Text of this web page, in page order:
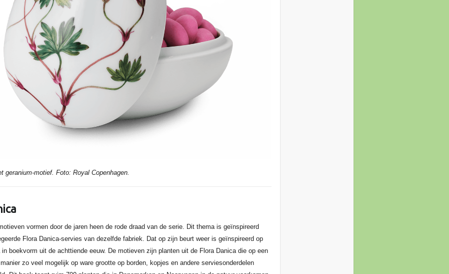
geranium-motief. Foto: Royal Copenhagen.
vormen door de jaren heen de rode draad van de serie. Dit thema is geïnspireerd
Flora Danica-servies van dezelfde fabriek. Dat op zijn beurt weer is geïnspireerd op
in boekvorm uit de achttiende eeuw. De motieven zijn planten uit de Flora Danica die op een
zo veel mogelijk op ware grootte op borden, kopjes en andere serviesonderdelen